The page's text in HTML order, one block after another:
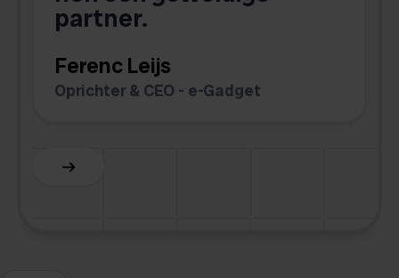
partner.
Ferenc Leijs
Oprichter & CEO - e-Gadget